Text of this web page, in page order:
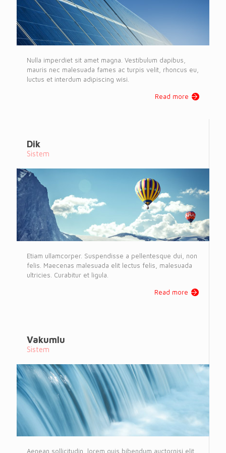
Nulla imperdiet sit amet magna. Vestibulum dapibus,
mauris nec malesuada fames ac turpis velit, rhoncus eu,
luctus et interdum adipiscing wisi.
Read more
Dik
Sistem
Etiam ullamcorper. Suspendisse a pellentesque dui, non
felis. Maecenas malesuada elit lectus felis, malesuada
ultricies. Curabitur et ligula.
Read more
Vakumlu
Sistem
Aenean sollicitudin, lorem quis bibendum auctornisi elit